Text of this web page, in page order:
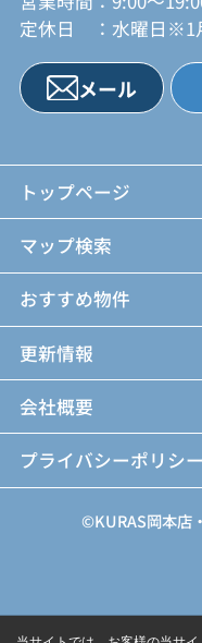
定休日 ：水曜日※1
メール
トップページ
マップ検索
おすすめ物件
更新情報
会社概要
プライバシーポリシー
©KURAS岡本